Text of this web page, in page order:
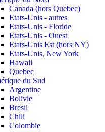
Canada (hors Quebec)
Etats-Unis - autres
Etats-Unis - Floride
Etats-Unis - Ouest
Etats-Unis Est (hors NY)
Etats-Unis, New York
Hawaii
Quebec
du Sud
Argentine
Bolivie
Bresil
Chili
Colombie